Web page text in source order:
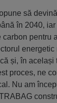
să
în 2040,
pentru
și, în același
proces, ne
Nu am